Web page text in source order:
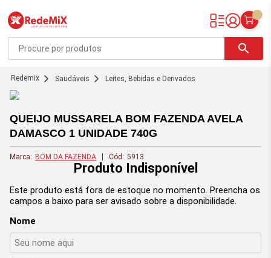
Redemix – Supermercado Online
search
redemix Saudáveis Leites, Bebidas e Derivados
QUEIJO MUSSARELA BOM FAZENDA AVELA
DAMASCO 1 UNIDADE 740G
Marca: BOM DA FAZENDA Cód: 5913
Produto Indisponível
Este produto está fora de estoque no momento. Preencha os
campos a baixo para ser avisado sobre a disponibilidade.
Nome